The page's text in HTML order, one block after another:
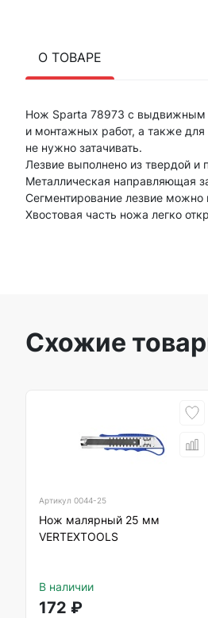
О ТОВАРЕ
Нож Sparta 78973 с выдвижным
и монтажных работ, а также
не нужно затачивать.
Лезвие выполнено из твердой и
Металлическая направляющая
Сегментирование лезвие можно
Хвостовая часть ножа легко
Схожие
Артикул 0044-25
Нож малярный 25 мм
VERTEXTOOLS
В наличии
172 ₽